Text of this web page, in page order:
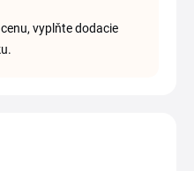
vyplňte dodacie